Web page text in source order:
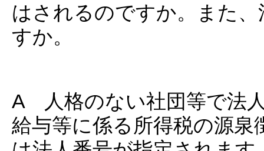
はされるのですか。また
すか。
A 人格のない社団等で法
給与等に係る所得税の源